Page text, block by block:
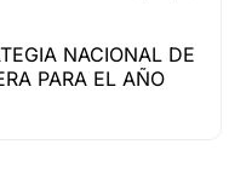
NACIONAL DE
PARA EL AÑO